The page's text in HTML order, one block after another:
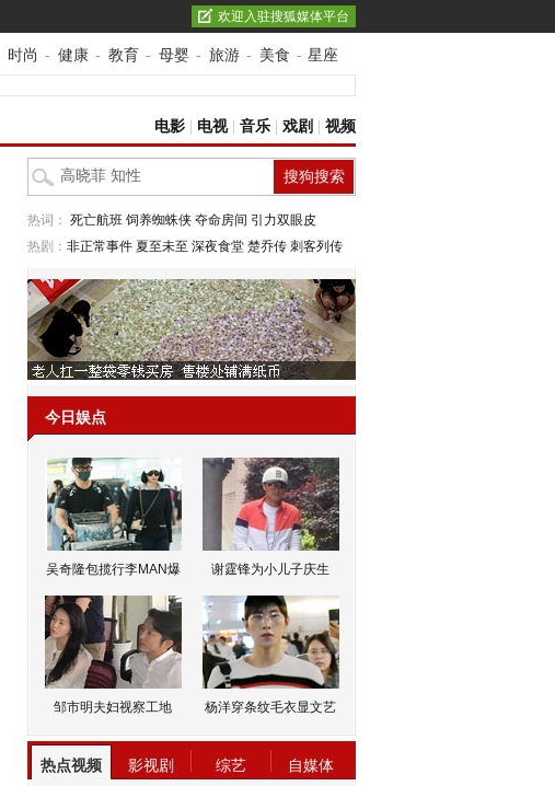
欢迎入驻搜狐媒体平台
时尚 - 健康 - 教育 - 母婴 - 旅游 - 美食 - 星座
电影 电视| 音乐 戏剧 视频
热词： 死亡航班 饲养蜘蛛侠 夺命房间 引力双眼皮
热剧： 非正常事件 夏至未至 深夜食堂 楚乔传 刺客列传
今日娱点
吴奇隆包揽行李MAN爆 谢霆锋为小儿子庆生
邹市明夫妇视察工地 杨洋穿条纹毛衣显文艺
热点视频 影视剧 综艺 自媒体